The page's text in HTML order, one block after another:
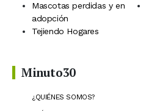
Mascotas perdidas y en
adopción
Tejiendo Hogares
Minuto30
¿QUIÉNES SOMOS?